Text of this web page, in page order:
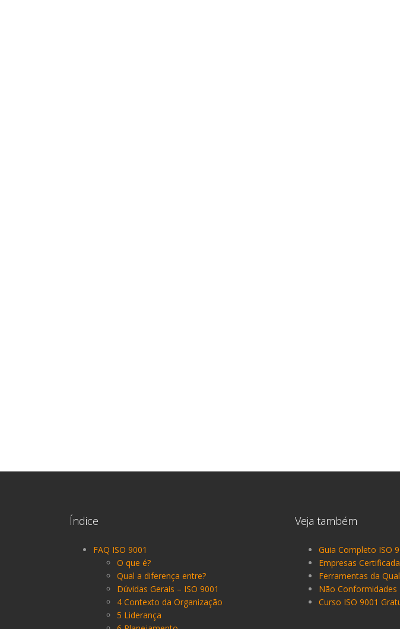
Índice
FAQ ISO 9001
O que é?
Qual a diferença entre?
Dúvidas Gerais – ISO 9001
4 Contexto da Organização
5 Liderança
Veja também
Guia Completo ISO
Empresas
Ferramentas da
Não Conformidades
Curso ISO 9001